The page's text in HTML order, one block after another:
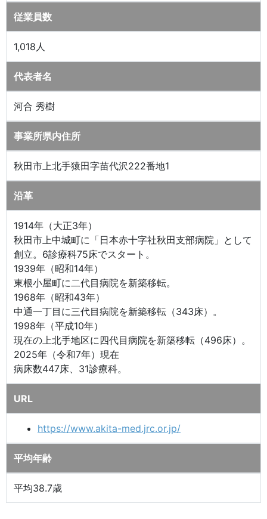
従業員数
1,018人
代表者名
河合 秀樹
事業所県内住所
秋田市上北手猿田字苗代沢222番地1
沿革
1914年（大正3年）
秋田市上中城町に「日本赤十字社秋田支部病院」として
創立。6診療科75床でスタート。
1939年（昭和14年）
東根小屋町に二代目病院を新築移転。
1968年（昭和43年）
中通一丁目に三代目病院を新築移転（343床）。
1998年（平成10年）
現在の上北手地区に四代目病院を新築移転（496床）。
2025年（令和7年）現在
病床数447床、31診療科。
URL
https://www.akita-med.jrc.or.jp/
平均年齢
平均38.7歳